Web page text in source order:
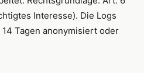
Interesse). Die Logs
Tagen anonymisiert oder